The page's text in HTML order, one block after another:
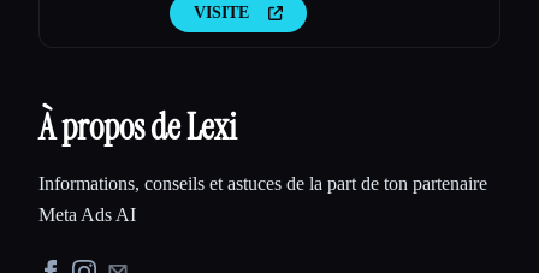
VISITE
À propos de Lexi
Informations, conseils et astuces de la part de ton partenaire
Meta Ads AI